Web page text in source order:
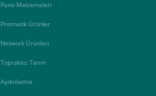
Pano Malzemeleri
Pnömatik Ürünler
Network Ürünleri
Topraksız Tarım
Aydınlatma